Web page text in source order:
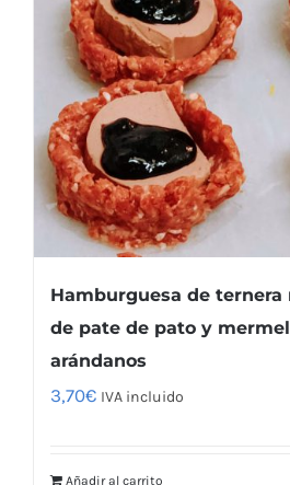
Hamburguesa de ternera
de pate de pato y
arándanos
3,70€ IVA incluido
Añadir al carrito